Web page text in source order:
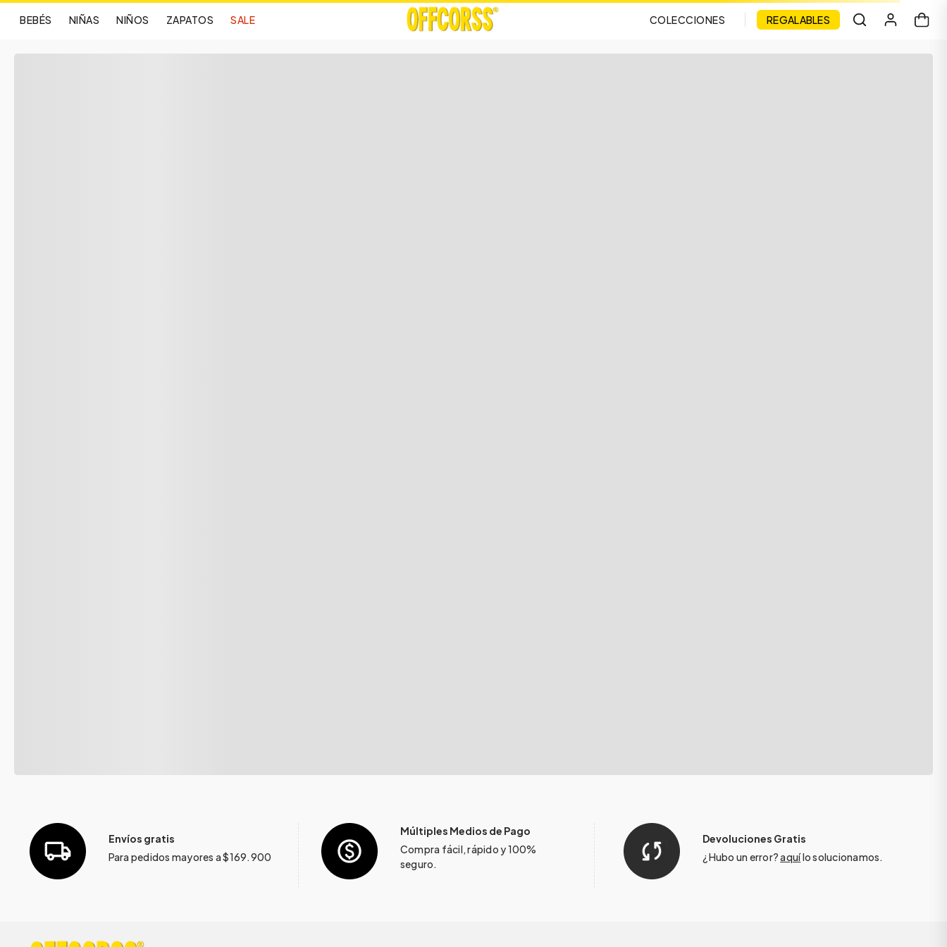
BEBÉS NIÑAS NIÑOS ZAPATOS SALE COLECCIONES REGALABLES
Envíos gratis
Para pedidos mayores a $169.900
Múltiples Medios de Pago
Compra fácil, rápido y 100%
seguro.
Devoluciones Gratis
¿Hubo un error?aquílo solucionamos.